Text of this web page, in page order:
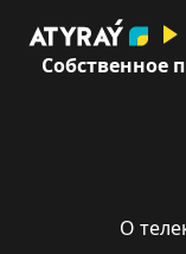
Собственное
О